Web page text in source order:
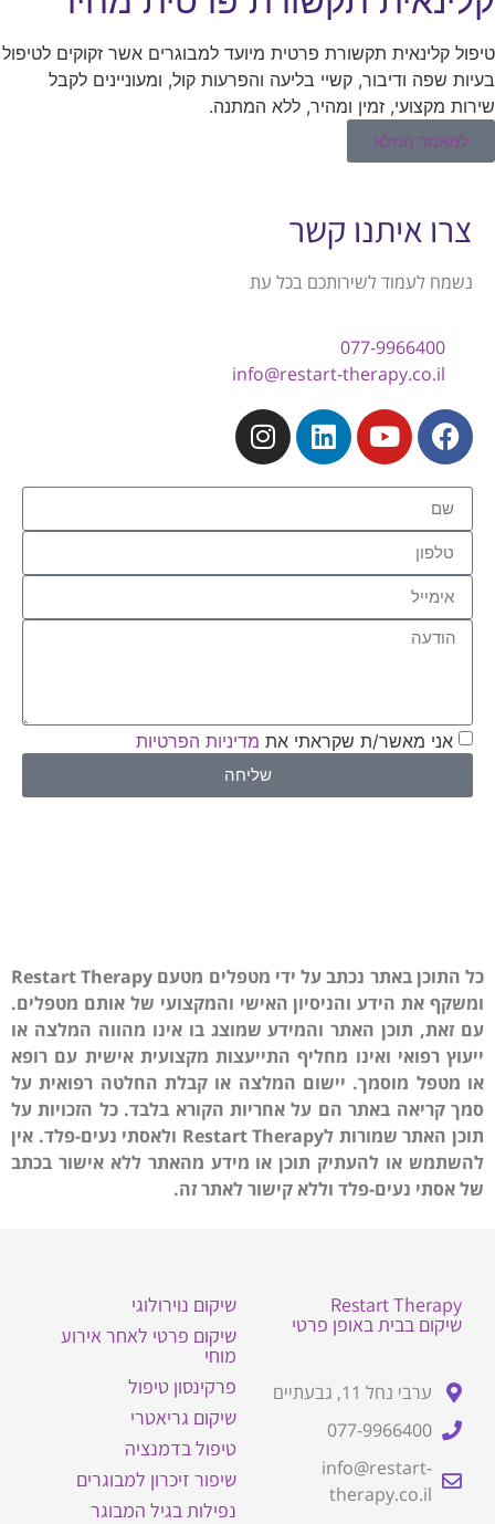
טיפול קלינאית תקשורת פרטית מיועד למבוגרים אשר זקוקים לטיפול
בעיות שפה ודיבור, קשיי בליעה והפרעות קול, ומעוניינים לקבל
שירות מקצועי, זמין ומהיר, ללא המתנה.
למאמר המלא
צרו איתנו קשר
נשמח לעמוד לשירותכם בכל עת
077-9966400
info@restart-therapy.co.il
אני מאשר/ת שקראתי את מדיניות הפרטיות
שליחה
כל התוכן באתר נכתב על ידי מטפלים מטעם Restart Therapy
ומשקף את הידע והניסיון האישי והמקצועי של אותם מטפלים.
עם זאת, תוכן האתר והמידע שמוצג בו אינו מהווה המלצה או
ייעוץ רפואי ואינו מחליף התייעצות מקצועית אישית עם רופא
או מטפל מוסמך. יישום המלצה או קבלת החלטה רפואית על
סמך קריאה באתר הם על אחריות הקורא בלבד. כל הזכויות על
תוכן האתר שמורות לRestart Therapy ולאסתי נעים-פלד. אין
להשתמש או להעתיק תוכן או מידע מהאתר ללא אישור בכתב
של אסתי נעים-פלד וללא קישור לאתר זה.
Restart Therapy
שיקום בבית באופן פרטי
ערבי נחל 11, גבעתיים
077-9966400
info@restart-
therapy.co.il
שיקום נוירולוגי
שיקום פרטי לאחר אירוע
מוחי
פרקינסון טיפול
שיקום גריאטרי
טיפול בדמנציה
שיפור זיכרון למבוגרים
נפילות בגיל המבוגר